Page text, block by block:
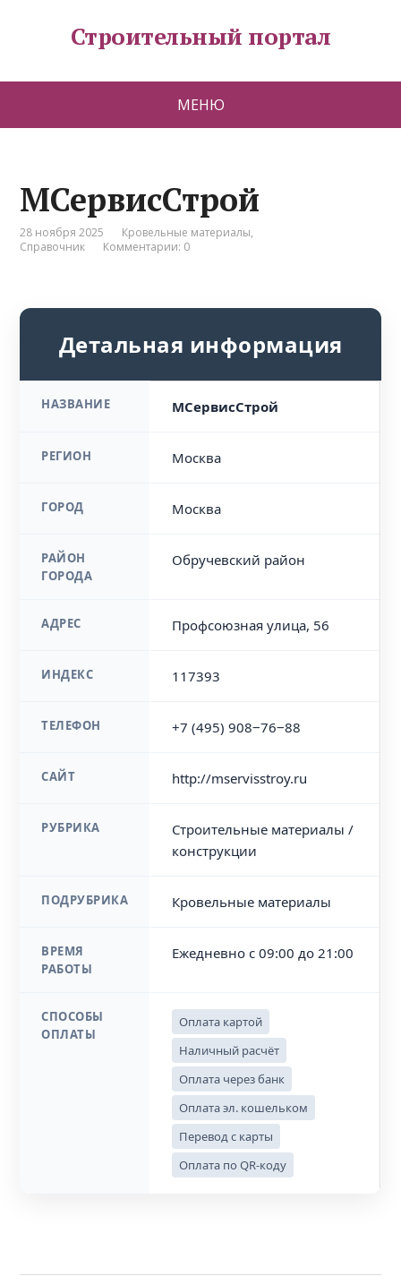
Строительный портал
МЕНЮ
МСервисСтрой
28 ноября 2025 Кровельные материалы,
Справочник
Комментарии: 0
Детальная информация
НАЗВАНИЕ МСервисСтрой
РЕГИОН Москва
ГОРОД Москва
РАЙОН
ГОРОДА
Обручевский район
АДРЕС Профсоюзная улица, 56
ИНДЕКС 117393
ТЕЛЕФОН +7 (495) 908‒76‒88
САЙТ http://mservisstroy.ru
РУБРИКА
Строительные материалы /
конструкции
ПОДРУБРИКА Кровельные материалы
ВРЕМЯ
РАБОТЫ
Ежедневно с 09:00 до 21:00
СПОСОБЫ
ОПЛАТЫ
Оплата картой
Наличный расчёт
Оплата через банк
Оплата эл. кошельком
Перевод с карты
Оплата по QR-коду